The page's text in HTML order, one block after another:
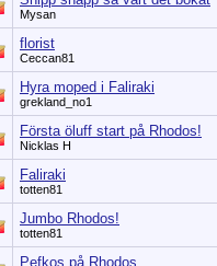
Mysan
florist
Ceccan81
Hyra moped i Faliraki
grekland_no1
Första öluff start på Rhodos!
Nicklas H
Faliraki
totten81
Jumbo Rhodos!
totten81
Pefkos på Rhodos